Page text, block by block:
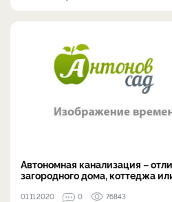
Автономная канализация –
загородного дома, коттеджа
01.11.2020 0 76843